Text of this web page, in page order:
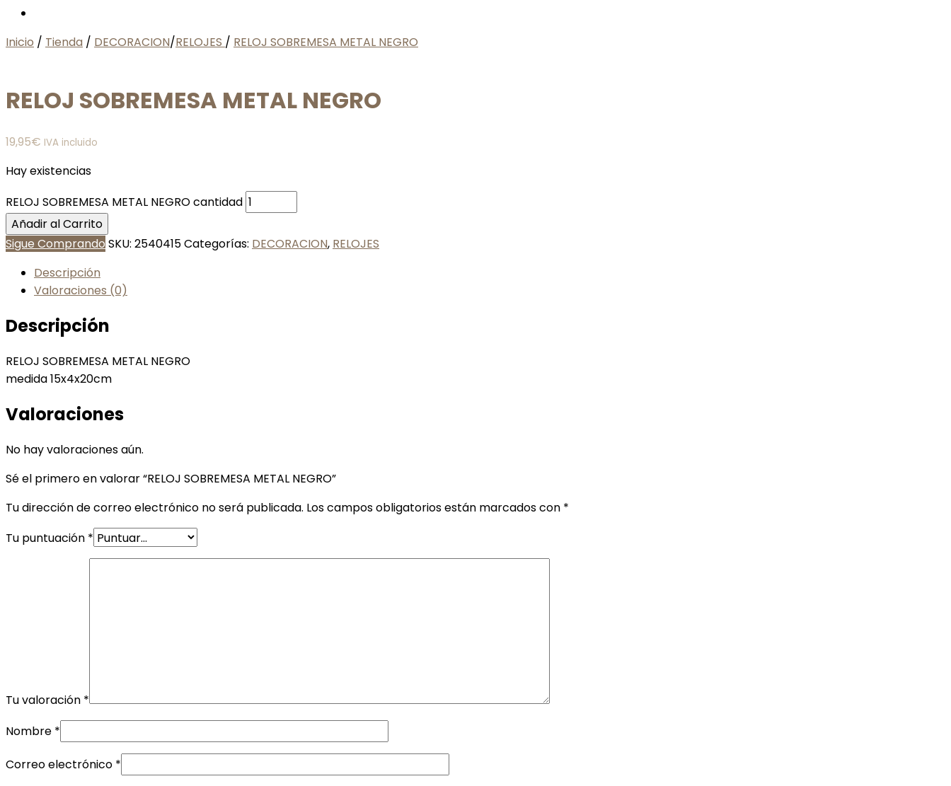
Inicio / Tienda / DECORACION/RELOJES / RELOJ SOBREMESA METAL NEGRO
RELOJ SOBREMESA METAL NEGRO
19,95€ IVA incluido
Hay existencias
RELOJ SOBREMESA METAL NEGRO cantidad
Añadir al Carrito
Sigue Comprando SKU: 2540415Categorías: DECORACION, RELOJES
Descripción
Valoraciones (0)
Descripción
RELOJ SOBREMESA METAL NEGRO
medida 15x4x20cm
Valoraciones
No hay valoraciones aún.
Sé el primero en valorar “RELOJ SOBREMESA METAL NEGRO”
Tu dirección de correo electrónico no será publicada. Los campos obligatorios están marcados con *
Tu puntuación *
Tu valoración *
Nombre *
Correo electrónico *